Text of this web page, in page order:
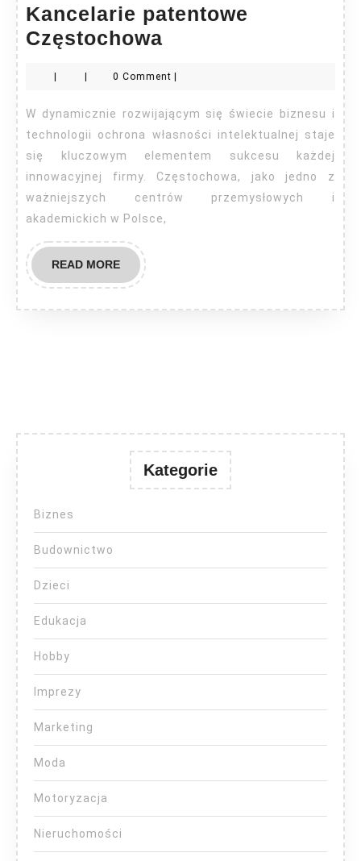
Kancelarie patentowe
Częstochowa
Częstochowa
0 Comment
W dynamicznie rozwijającym się świecie biznesu i
technologii ochrona własności intelektualnej staje
się kluczowym elementem sukcesu każdej
innowacyjnej firmy. Częstochowa, jako jedno z
ważniejszych centrów przemysłowych i
akademickich w Polsce,
READ MOREREAD
MORE
Kategorie
Biznes
Budownictwo
Dzieci
Edukacja
Hobby
Imprezy
Marketing
Moda
Motoryzacja
Nieruchomości